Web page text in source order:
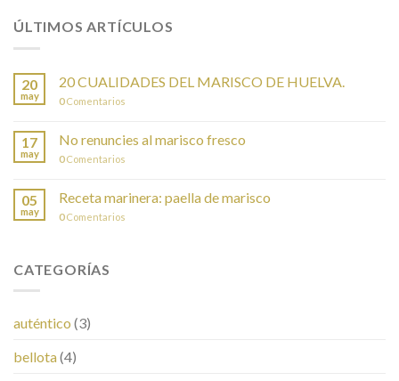
ÚLTIMOS ARTÍCULOS
20
may
20 CUALIDADES DEL MARISCO DE HUELVA.
0Comentarios
17
may
No renuncies al marisco fresco
0Comentarios
05
may
Receta marinera: paella de marisco
0Comentarios
CATEGORÍAS
auténtico (3)
bellota(4)